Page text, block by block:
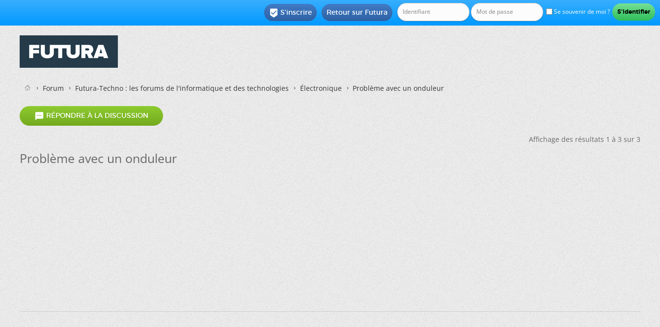
Se souvenir de moi ?
Retour sur Futura
 S'inscrire
Forum Futura-Techno : les forums de l'informatique et des technologies Électronique Problème avec un onduleur
 RÉPONDRE À LA DISCUSSION
Affichage des résultats 1 à 3 sur 3
Problème avec un onduleur